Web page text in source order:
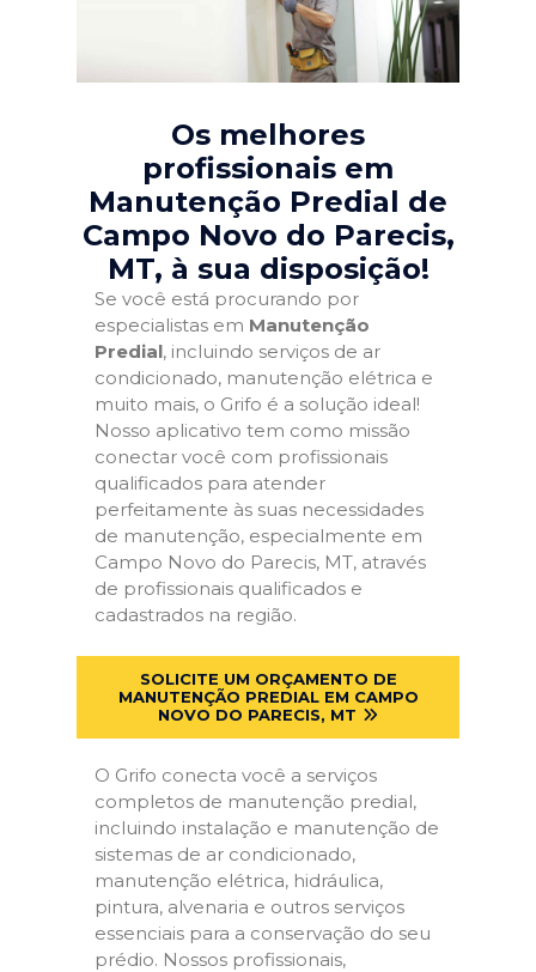
Os melhores
profissionais em
Manutenção Predial de
Campo Novo do Parecis,
MT, à sua disposição!
Se você está procurando por
especialistas em Manutenção
Predial, incluindo serviços de ar
condicionado, manutenção elétrica e
muito mais, o Grifo é a solução ideal!
Nosso aplicativo tem como missão
conectar você com profissionais
qualificados para atender
perfeitamente às suas necessidades
de manutenção, especialmente em
Campo Novo do Parecis, MT, através
de profissionais qualificados e
cadastrados na região.
SOLICITE UM ORÇAMENTO DE
MANUTENÇÃO PREDIAL EM CAMPO
NOVO DO PARECIS, MT
O Grifo conecta você a serviços
completos de manutenção predial,
incluindo instalação e manutenção de
sistemas de ar condicionado,
manutenção elétrica, hidráulica,
pintura, alvenaria e outros serviços
essenciais para a conservação do seu
prédio. Nossos profissionais,